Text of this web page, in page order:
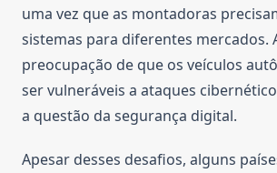
uma vez que as montadoras
sistemas para diferentes mercados.
preocupação de que os veículos
ser vulneráveis a ataques
a questão da segurança digital.
Apesar desses desafios, alguns